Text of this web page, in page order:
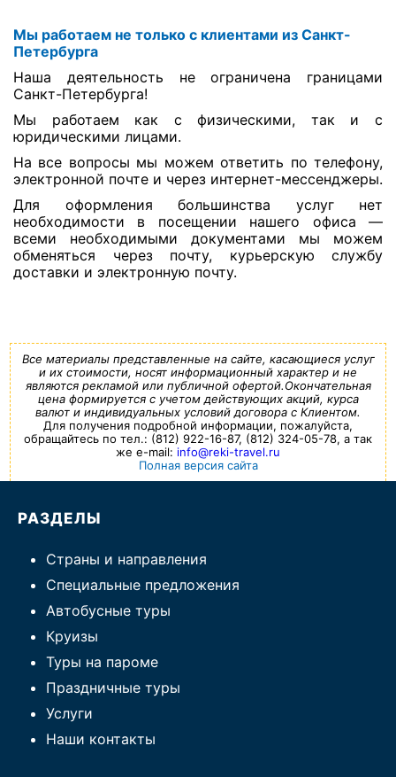
Мы работаем не только с клиентами из Санкт-
Петербурга
Наша деятельность не ограничена границами
Санкт-Петербурга!
Мы работаем как с физическими, так и с
юридическими лицами.
На все вопросы мы можем ответить по телефону,
электронной почте и через интернет-мессенджеры.
Для оформления большинства услуг нет
необходимости в посещении нашего офиса —
всеми необходимыми документами мы можем
обменяться через почту, курьерскую службу
доставки и электронную почту.
Все материалы представленные на сайте, касающиеся услуг
и их стоимости, носят информационный характер и не
являются рекламой или публичной офертой.Окончательная
цена формируется с учетом действующих акций, курса
валют и индивидуальных условий договора с Клиентом.
Для получения подробной информации, пожалуйста,
обращайтесь по тел.: (812) 922-16-87, (812) 324-05-78, а так
же e-mail: info@reki-travel.ru
Полная версия сайта
РАЗДЕЛЫ
Страны и направления
Специальные предложения
Автобусные туры
Круизы
Туры на пароме
Праздничные туры
Услуги
Наши контакты